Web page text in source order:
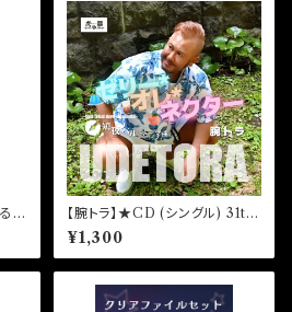
ん
【腕トラ】★CD (シングル) 31th
「ゼリー＊オレ＊ネクター」(初回
限定盤)
¥1,300